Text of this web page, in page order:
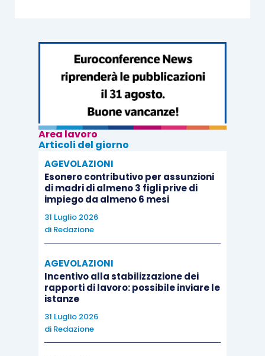
Area lavoro
Articoli del giorno
AGEVOLAZIONI
Esonero contributivo per assunzioni
di madri di almeno 3 figli prive di
impiego da almeno 6 mesi
31 Luglio 2026
di Redazione
AGEVOLAZIONI
Incentivo alla stabilizzazione dei
rapporti di lavoro: possibile inviare le
istanze
31 Luglio 2026
di Redazione